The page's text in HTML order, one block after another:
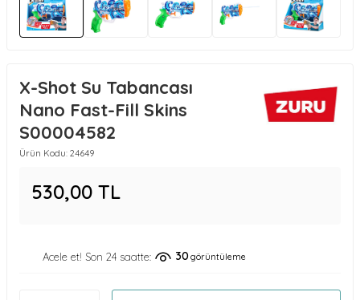
X-Shot Su Tabancası
Nano Fast-Fill Skins
S00004582
Ürün Kodu: 24649
530,00 TL
Acele et! Son 24 saatte: 30 görüntüleme